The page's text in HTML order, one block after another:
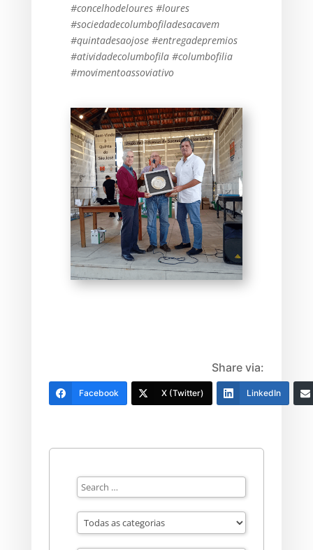
#concelhodeloures #loures
#sociedadecolumbofiladesacavem
#quintadesaojose #entregadepremios
#atividadecolumbofila #columbofilia
#movimentoassoviativo
Share via:
Facebook X (Twitter) LinkedIn